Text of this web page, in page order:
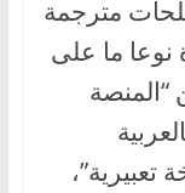
مترجمة
نوعا ما على
“المنصة